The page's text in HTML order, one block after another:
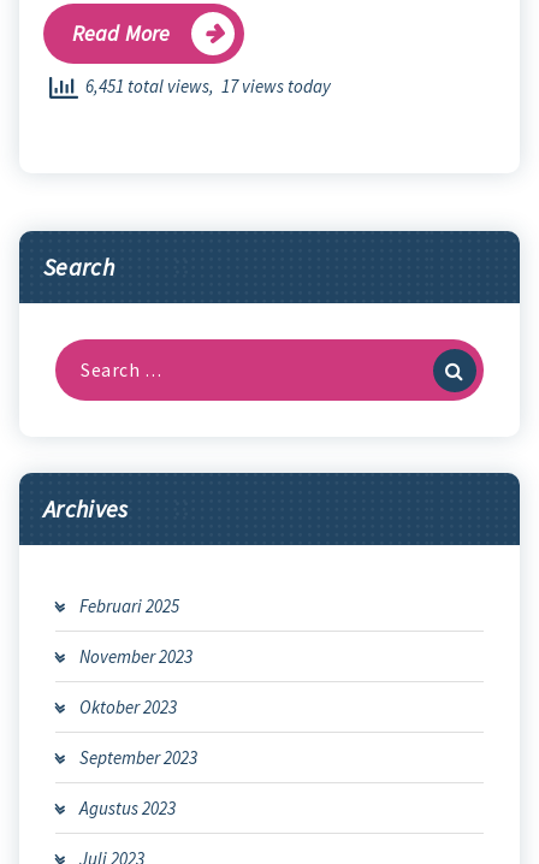
Read More
6,451 total views, 17 views today
Search
Search
for:
Archives
Februari 2025
November 2023
Oktober 2023
September 2023
Agustus 2023
Juli 2023